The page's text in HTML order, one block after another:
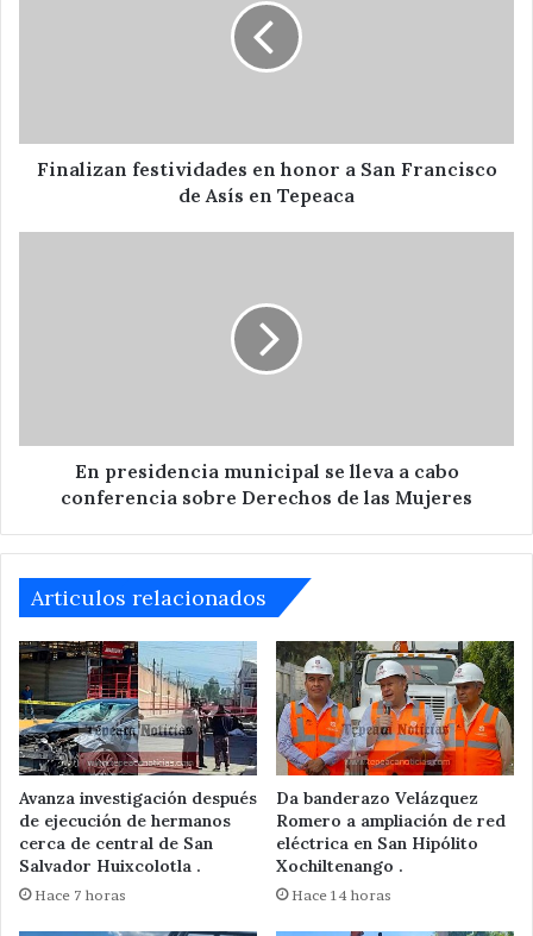
Asís
Finalizan festividades en honor a San Francisco
de Asís en Tepeaca
sobre
DerechosEn presidencia municipal se lleva a cabo
conferencia sobre Derechos de las Mujeres
Articulos relacionados
Avanza investigación después
de ejecución de hermanos
cerca de central de San
Salvador Huixcolotla .
Hace 7 horas
Da banderazo Velázquez
Romero a ampliación de red
eléctrica en San Hipólito
Xochiltenango .
Hace 14 horas